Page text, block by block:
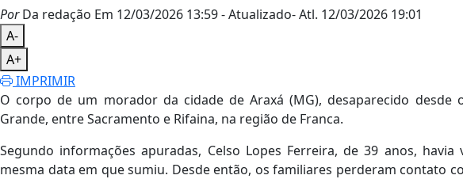
PorDa redação Em 12/03/2026 13:59- Atualizado- Atl. 12/03/2026 19:01
A-
A+
IMPRIMIR
O corpo de um morador da cidade de Araxá (MG), desaparecido
Grande, entre Sacramento e Rifaina, na região de Franca.
Segundo informações apuradas, Celso Lopes Ferreira, de 39 anos,
mesma data em que sumiu. Desde então, os familiares perderam contato